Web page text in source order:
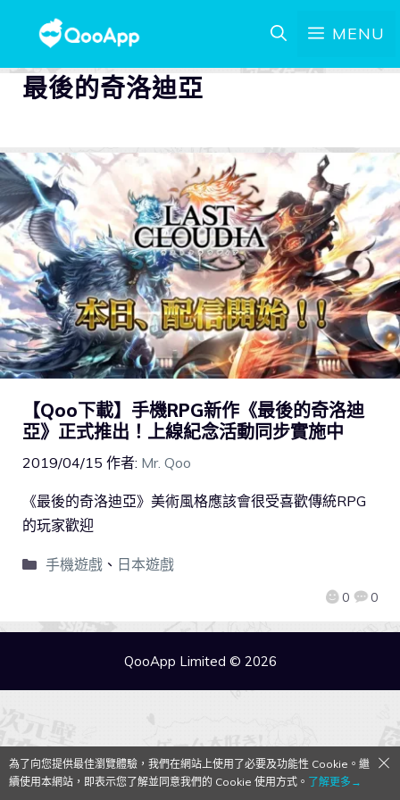
MENU
最後的奇洛迪亞
【Qoo下載】手機RPG新作《最後的奇洛迪
亞》正式推出！上線紀念活動同步實施中
2019/04/15 作者: Mr. Qoo
0 0
《最後的奇洛迪亞》美術風格應該會很受喜歡傳統RPG
的玩家歡迎
手機遊戲、 日本遊戲
QooApp Limited © 2026
為了向您提供最佳瀏覽體驗，我們在網站上使用了必要及功能性 Cookie。繼
續使用本網站，即表示您了解並同意我們的 Cookie 使用方式。 了解更多→